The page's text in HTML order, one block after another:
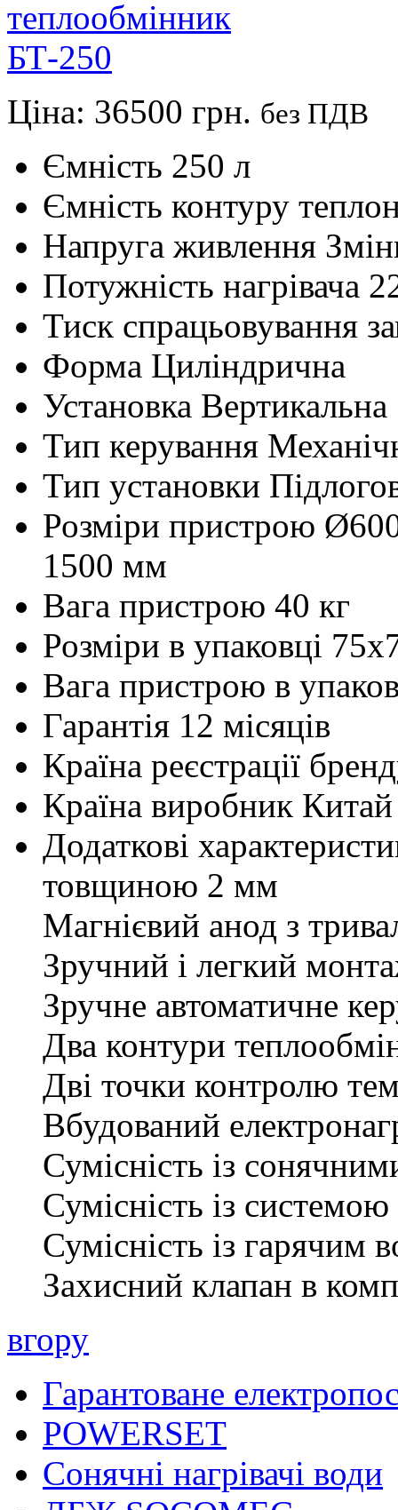
Ціна: 36500 грн. без ПДВ
Ємність 250 л
Ємність контуру
Напруга живлення
Потужність нагрівача
Тиск спрацьовування
Форма Циліндрична
Установка Вертикальна
Тип керування
Тип установки
Розміри пристрою
1500 мм
Вага пристрою 40 кг
Розміри в упаковці
Вага пристрою в
Гарантія 12 місяців
Країна реєстрації
Країна виробник Китай
Додаткові
товщиною 2 мм
Магнієвий анод з
Зручний і легкий
Зручне автоматичне
Два контури
Дві точки контролю
Вбудований
Сумісність із
Сумісність із
Сумісність із гарячим
Захисний клапан в
вгору
Гарантоване
POWERSET
Сонячні нагрівачі води